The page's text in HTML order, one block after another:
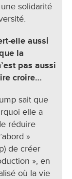
solidarité
elle aussi
la
pas aussi
croire…
sait que
elle a
réduire
»
de créer
», en
où la vie